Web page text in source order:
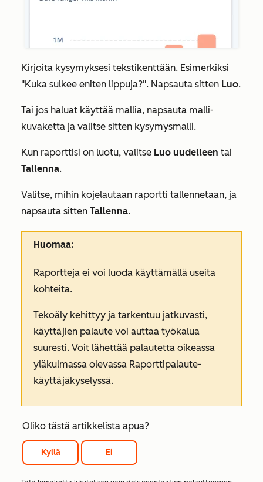
Kirjoita kysymyksesi tekstikenttään. Esimerkiksi
"Kuka sulkee eniten lippuja?". Napsauta sitten Luo.
Tai jos haluat käyttää mallia, napsauta malli-
kuvaketta ja valitse sitten kysymysmalli.
Kun raporttisi on luotu, valitse Luo uudelleen tai
Tallenna.
Valitse, mihin kojelautaan raportti tallennetaan, ja
napsauta sitten Tallenna.
Huomaa:
Raportteja ei voi luoda käyttämällä useita
kohteita.
Tekoäly kehittyy ja tarkentuu jatkuvasti,
käyttäjien palaute voi auttaa työkalua
suuresti. Voit lähettää palautetta oikeassa
yläkulmassa olevassa Raporttipalaute-
käyttäjäkyselyssä.
Oliko tästä artikkelista apua?
Kyllä Ei